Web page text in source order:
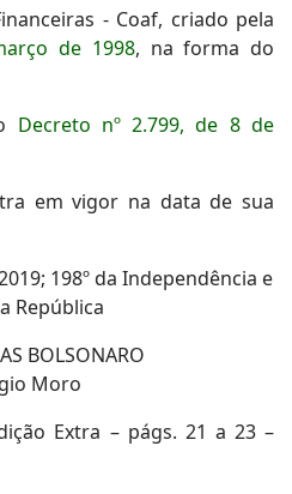
- Coaf, criado pela
de 1998, na forma do
Decreto nº 2.799, de 8 de
em vigor na data de sua
198º da Independência e
República
BOLSONARO
Moro
Extra – págs. 21 a 23 –